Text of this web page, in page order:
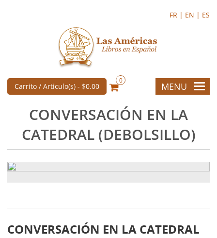
FR | EN | ES
Carrito / Articulo(s) - $0.00
0
MENU
CONVERSACIÓN EN LA
CATEDRAL (DEBOLSILLO)
CONVERSACIÓN EN LA CATEDRAL